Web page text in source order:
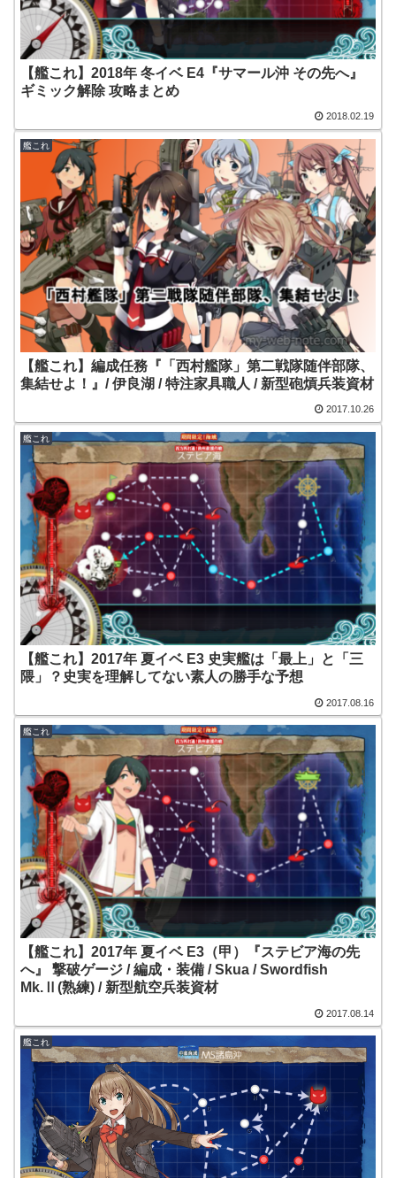
【艦これ】2018年 冬イベ E4『サマール沖 その先へ』
ギミック解除 攻略まとめ
2018.02.19
艦これ
【艦これ】編成任務『「西村艦隊」第二戦隊随伴部隊、
集結せよ！』/ 伊良湖 / 特注家具職人 / 新型砲熕兵装資材
2017.10.26
艦これ
【艦これ】2017年 夏イベ E3 史実艦は「最上」と「三
隈」？史実を理解してない素人の勝手な予想
2017.08.16
艦これ
【艦これ】2017年 夏イベ E3（甲）『ステビア海の先
へ』 撃破ゲージ / 編成・装備 / Skua / Swordfish
Mk.Ⅱ(熟練) / 新型航空兵装資材
2017.08.14
艦これ